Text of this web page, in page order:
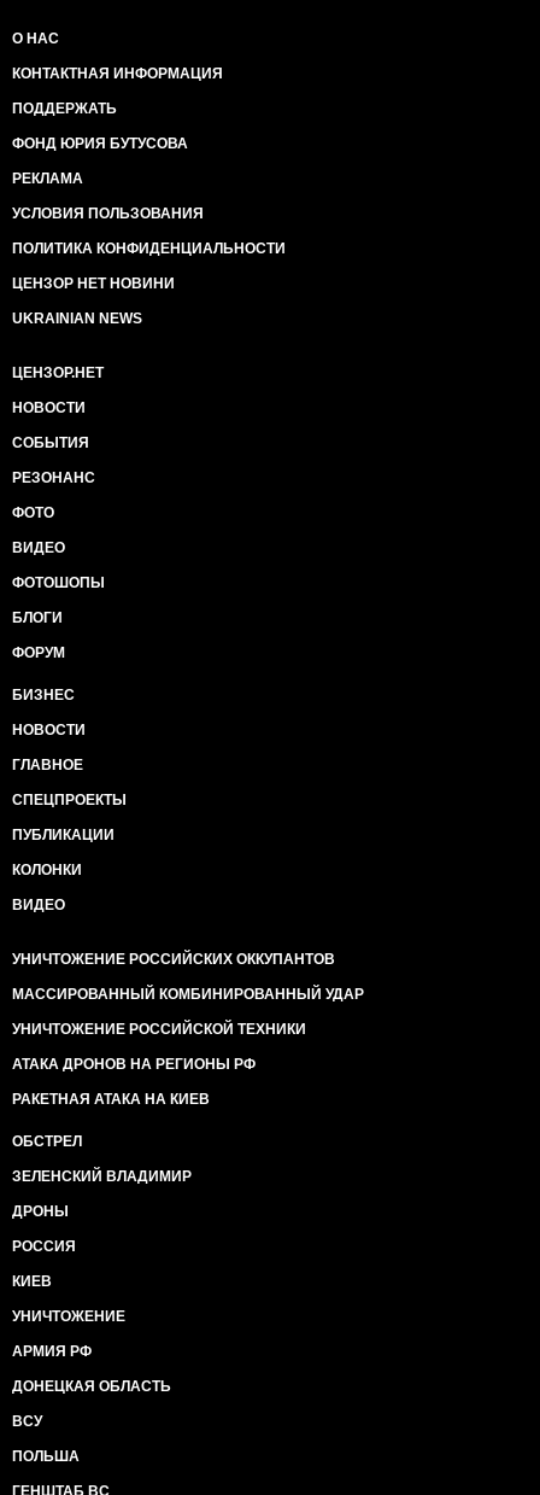
О НАС
КОНТАКТНАЯ ИНФОРМАЦИЯ
ПОДДЕРЖАТЬ
ФОНД ЮРИЯ БУТУСОВА
РЕКЛАМА
УСЛОВИЯ ПОЛЬЗОВАНИЯ
ПОЛИТИКА КОНФИДЕНЦИАЛЬНОСТИ
ЦЕНЗОР НЕТ НОВИНИ
UKRAINIAN NEWS
ЦЕНЗОР.НЕТ
НОВОСТИ
СОБЫТИЯ
РЕЗОНАНС
ФОТО
ВИДЕО
ФОТОШОПЫ
БЛОГИ
ФОРУМ
БИЗНЕС
НОВОСТИ
ГЛАВНОЕ
СПЕЦПРОЕКТЫ
ПУБЛИКАЦИИ
КОЛОНКИ
ВИДЕО
УНИЧТОЖЕНИЕ РОССИЙСКИХ ОККУПАНТОВ
МАССИРОВАННЫЙ КОМБИНИРОВАННЫЙ УДАР
УНИЧТОЖЕНИЕ РОССИЙСКОЙ ТЕХНИКИ
АТАКА ДРОНОВ НА РЕГИОНЫ РФ
РАКЕТНАЯ АТАКА НА КИЕВ
ОБСТРЕЛ
ЗЕЛЕНСКИЙ ВЛАДИМИР
ДРОНЫ
РОССИЯ
КИЕВ
УНИЧТОЖЕНИЕ
АРМИЯ РФ
ДОНЕЦКАЯ ОБЛАСТЬ
ВСУ
ПОЛЬША
ГЕНШТАБ ВС